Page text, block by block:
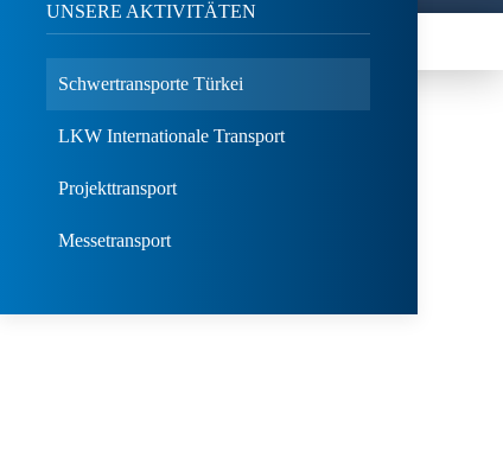
UNSERE AKTIVITÄTEN
Schwertransporte Türkei
LKW Internationale Transport
Projekttransport
Messetransport